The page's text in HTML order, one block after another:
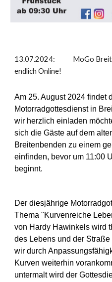
13.07.2024: MoGo
endlich Online!
Am 25. August 2024 findet
Motorradgottesdienst in
wir herzlich einladen
sich die Gäste auf dem
Breitenbenden zu einem
einfinden, bevor um 11:00
beginnt.
Der diesjährige
Thema "Kurvenreiche
von Hardy Hawinkels wird
des Lebens und der
wir durch
Kurven weiterhin
untermalt wird der